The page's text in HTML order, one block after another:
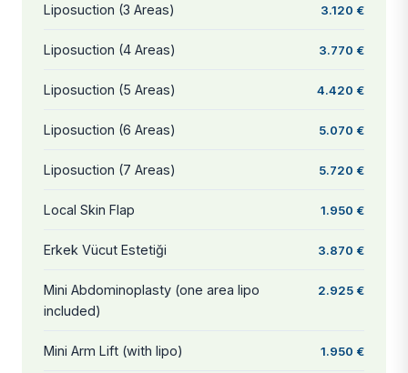
Liposuction (3 Areas) 3.120 €
Liposuction (4 Areas) 3.770 €
Liposuction (5 Areas) 4.420 €
Liposuction (6 Areas) 5.070 €
Liposuction (7 Areas) 5.720 €
Local Skin Flap 1.950 €
Erkek Vücut Estetiği 3.870 €
Mini Abdominoplasty (one area lipo
included)
2.925 €
Mini Arm Lift (with lipo) 1.950 €